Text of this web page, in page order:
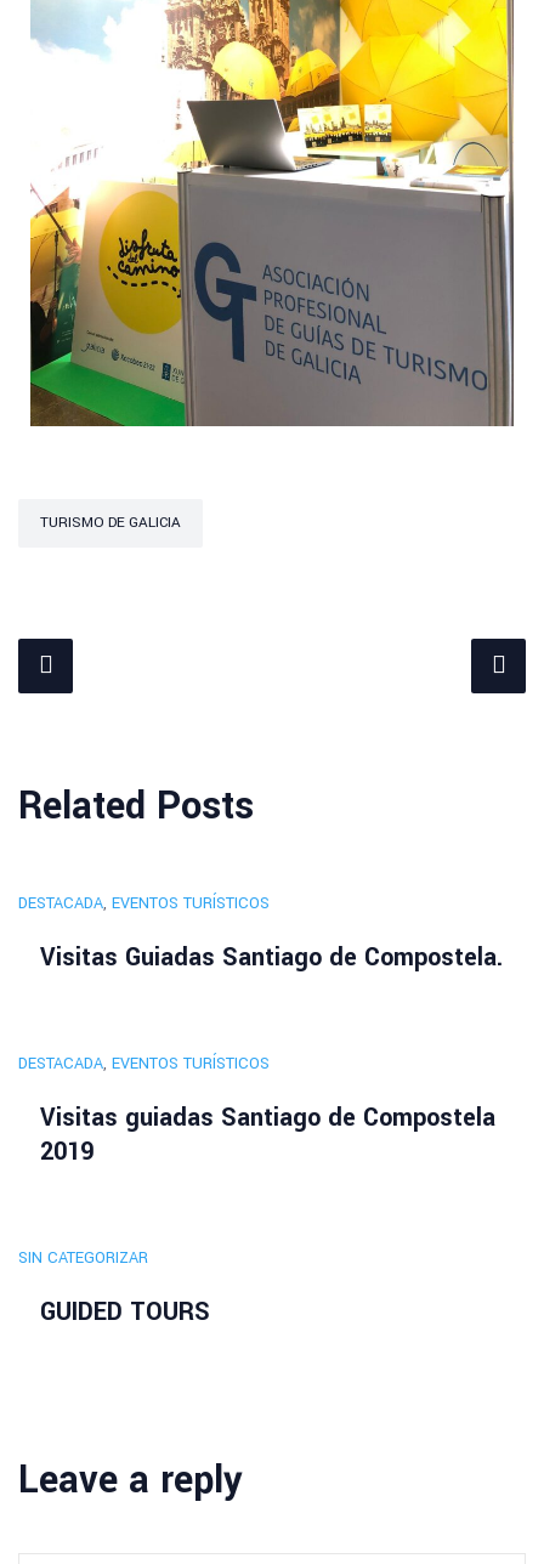
TURISMO DE GALICIA
Related Posts
DESTACADA, EVENTOS TURÍSTICOS
Visitas Guiadas Santiago de Compostela.
DESTACADA, EVENTOS TURÍSTICOS
Visitas guiadas Santiago de Compostela
2019
SIN CATEGORIZAR
GUIDED TOURS
Leave a reply